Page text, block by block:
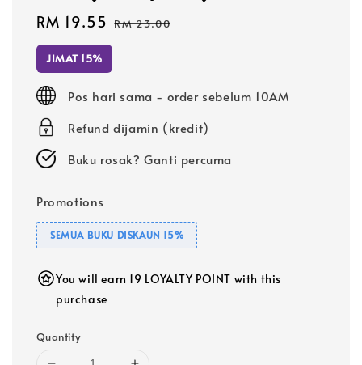
Sale
price
RM 19.55 Regular
RM 23.00
JIMAT 15%
Pos hari sama - order sebelum 10AM
Refund dijamin (kredit)
Buku rosak? Ganti percuma
Promotions
SEMUA BUKU DISKAUN 15%
You will earn 19 LOYALTY POINT with this
purchase
Quantity